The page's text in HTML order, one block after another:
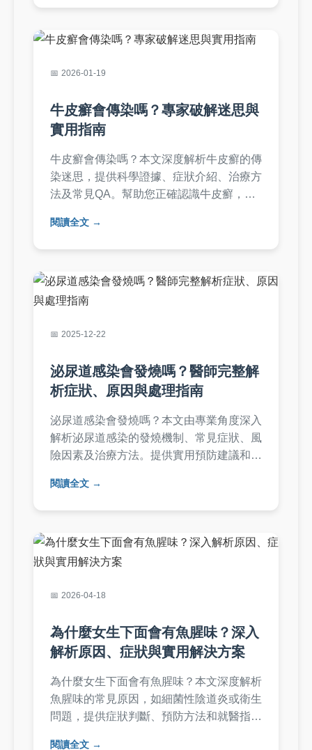
2026-01-19
牛皮癬會傳染嗎？專家破解迷思與
實用指南
牛皮癬會傳染嗎？本文深度解析牛皮癬的傳
染迷思，提供科學證據、症狀介紹、治療方
法及常見QA。幫助您正確認識牛皮癬，避
徹底搞懂這個皮膚問題。
閱讀全文
2025-12-22
泌尿道感染會發燒嗎？醫師完整解
析症狀、原因與處理指南
泌尿道感染會發燒嗎？本文由專業角度深入
解析泌尿道感染的發燒機制、常見症狀、風
險因素及治療方法。提供實用預防建議和常
染，避免併發症。內容基於醫學知識，適合
閱讀全文
2026-04-18
為什麼女生下面會有魚腥味？深入
解析原因、症狀與實用解決方案
為什麼女生下面會有魚腥味？本文深度解析
魚腥味的常見原因，如細菌性陰道炎或衛生
問題，提供症狀判斷、預防方法和就醫指
閱讀全文